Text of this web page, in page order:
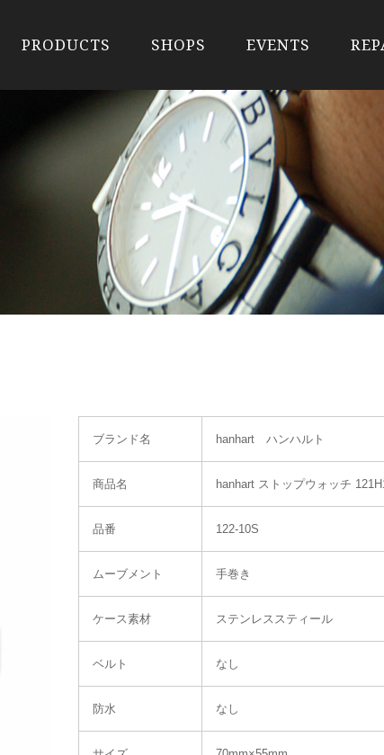
PRODUCTS SHOPS EVENTS
ブランド名 hanhart ハンハルト
商品名 hanhart ストップウォッチ
品番 122-10S
ムーブメント 手巻き
ケース素材 ステンレススティール
ベルト なし
防水 なし